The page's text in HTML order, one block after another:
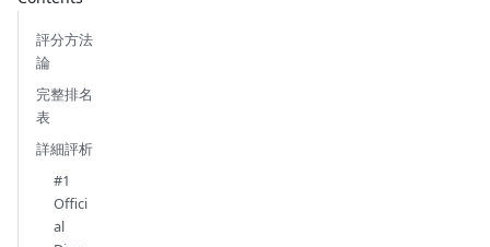
評分方法
論
完整排名
表
詳細評析
#1
Offici
al